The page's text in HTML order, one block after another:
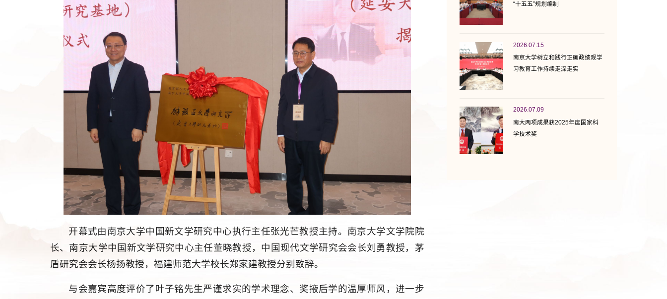
开幕式由南京大学中国新文学研究中心执行主任张光芒教授主持。南京大学文学院院
长、南京大学中国新文学研究中心主任董晓教授，中国现代文学研究会会长刘勇教授，茅
盾研究会会长杨扬教授，福建师范大学校长郑家建教授分别致辞。
与会嘉宾高度评价了叶子铭先生严谨求实的学术理念、奖掖后学的温厚师风，进一步
“十五五”规划编制
2026.07.15
南京大学树立和践行正确政绩观学
习教育工作持续走深走实
2026.07.09
南大两项成果获2025年度国家科
学技术奖